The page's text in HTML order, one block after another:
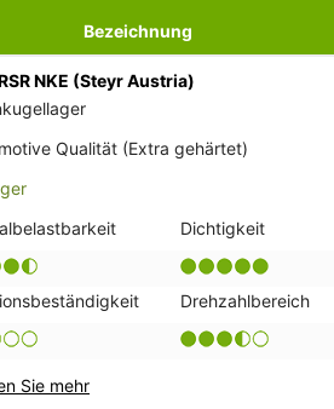
Bezeichnung
NKE (Steyr Austria)
Qualität (Extra gehärtet)
Dichtigkeit
Drehzahlbereich
Sie mehr